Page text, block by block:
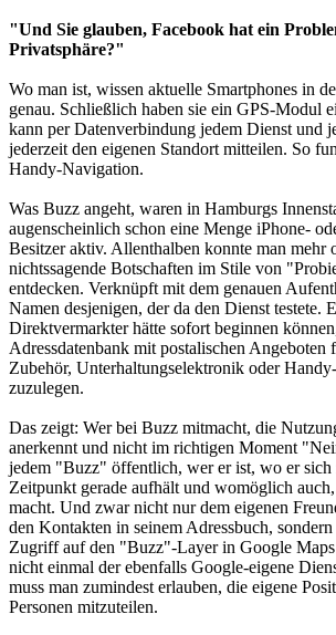
"Und Sie glauben, Facebook hat ein
Privatsphäre?"
Wo man ist, wissen aktuelle Smartphones in
genau. Schließlich haben sie ein GPS-Modul
kann per Datenverbindung jedem Dienst und
jederzeit den eigenen Standort mitteilen. So
Handy-Navigation.
Was Buzz angeht, waren in Hamburgs
augenscheinlich schon eine Menge iPhone-
Besitzer aktiv. Allenthalben konnte man mehr
nichtssagende Botschaften im Stile von
entdecken. Verknüpft mit dem genauen
Namen desjenigen, der da den Dienst testete.
Direktvermarkter hätte sofort beginnen
Adressdatenbank mit postalischen Angeboten
Zubehör, Unterhaltungselektronik oder
zuzulegen.
Das zeigt: Wer bei Buzz mitmacht, die
anerkennt und nicht im richtigen Moment
jedem "Buzz" öffentlich, wer er ist, wo er sich
Zeitpunkt gerade aufhält und womöglich
macht. Und zwar nicht nur dem eigenen
den Kontakten in seinem Adressbuch,
Zugriff auf den "Buzz"-Layer in Google
nicht einmal der ebenfalls Google-eigene
muss man zumindest erlauben, die eigene
Personen mitzuteilen.